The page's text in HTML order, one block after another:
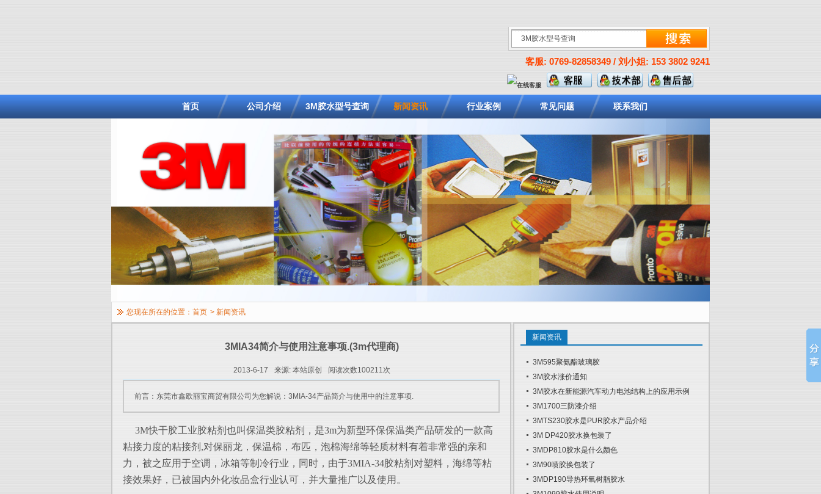
客服: 0769-82858349 / 刘小姐: 153 3802 9241
首页 公司介绍 3M胶水型号查询 新闻资讯 行业案例 常见问题 联系我们
您现在所在的位置： 首页 > 新闻资讯
3MIA34简介与使用注意事项.(3m代理商)
2013-6-17 来源: 本站原创 阅读次数100211次
前言：东莞市鑫欧丽宝商贸有限公司为您解说：3MIA-34产品简介与使用中的注意事项.
3M快干胶工业胶粘剂也叫保温类胶粘剂，是3m为新型环保保温类产品研发的一款高
粘接力 度的粘接剂,对保丽龙，保温棉，布匹，泡棉海绵等轻质材料有着非常强的亲和
力，被之应用于空调，冰箱等制冷行业，同时，由于3MIA-34胶粘剂对塑料，海绵等粘
接效果好，已被国内外化妆品盒行业认可，并大量推广以及使用。
新闻资讯
3M595聚氨酯玻璃胶
3M胶水涨价通知
3M胶水在新能源汽车动力电池结构上的应用示例
3M1700三防漆介绍
3MTS230胶水是PUR胶水产品介绍
3M DP420胶水换包装了
3MDP810胶水是什么颜色
3M90喷胶换包装了
3MDP190导热环氧树脂胶水